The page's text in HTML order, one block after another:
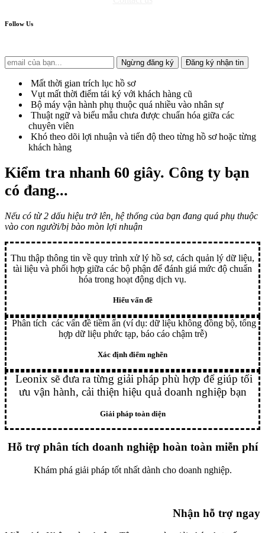
Follow Us
Ngừng đăng ký Đăng ký nhận tin
Mất thời gian trích lục hồ sơ
Vụt mất thời điểm tái ký với khách hàng cũ
Bộ máy vận hành phụ thuộc quá nhiều vào nhân sự
Thuật ngữ và biểu mẫu chưa được chuẩn hóa giữa các
chuyên viên
Khó theo dõi lợi nhuận và tiến độ theo từng hồ sơ hoặc từng
khách hàng
Kiểm tra nhanh 60 giây. Công ty bạn
có đang...
Nếu có từ 2 dấu hiệu trở lên, hệ thống của bạn đang quá phụ thuộc
vào con người/bị bào mòn lợi nhuận
Thu thập thông tin về quy trình xử lý hồ sơ, cách quản lý dữ liệu,
tài liệu và phối hợp giữa các bộ phận để đánh giá mức độ chuẩn
hóa trong hoạt động dịch vụ.
Hiểu vấn đề
Phân tích các vấn đề tiềm ẩn (ví dụ: dữ liệu không đồng bộ, tổng
hợp dữ liệu phức tạp, báo cáo chậm trễ)
Xác định điểm nghẽn
Leonix sẽ đưa ra từng giải pháp phù hợp để giúp tối
ưu vận hành, cải thiện hiệu quả doanh nghiệp bạn
Giải pháp toàn diện
Hỗ trợ phân tích doanh nghiệp hoàn toàn miễn phí
Khám phá giải pháp tốt nhất dành cho doanh nghiệp.
Nhận hỗ trợ ngay